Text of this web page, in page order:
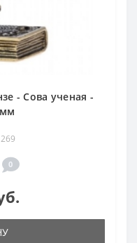
- Сова ученая -
0